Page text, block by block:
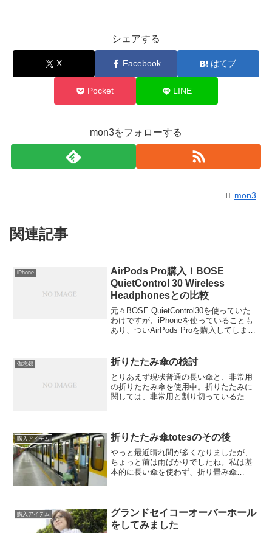
シェアする
X Facebook はてブ
Pocket LINE
mon3をフォローする
mon3
関連記事
iPhone
AirPods Pro購入！BOSE
QuietControl 30 Wireless
Headphonesとの比較
元々BOSE QuietControl30を使っていた
わけですが、iPhoneを使っていることも
あり、ついAirPods Proを購入してしまっ
種の方→A...
備忘録 折りたたみ傘の検討
とりあえず現状普通の長い傘と、非常用
の折りたたみ傘を使用中。折りたたみに
関しては、非常用と割り切っているた
きれない、たたむのが結...
購入アイテム 折りたたみ傘totesのその後
やっと最近晴れ間が多くなりましたが、
ちょっと前は雨ばかりでしたね。私は基
本的に長い傘を使わず、折り畳み傘
れてない当たり前と言...
購入アイテム
グランドセイコーオーバーホール
をしてみました